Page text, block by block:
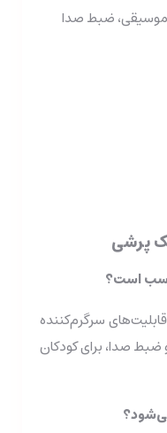
ضبط صدا
پرشی
است؟
سرگرم‌کننده
صدا، برای کودکان